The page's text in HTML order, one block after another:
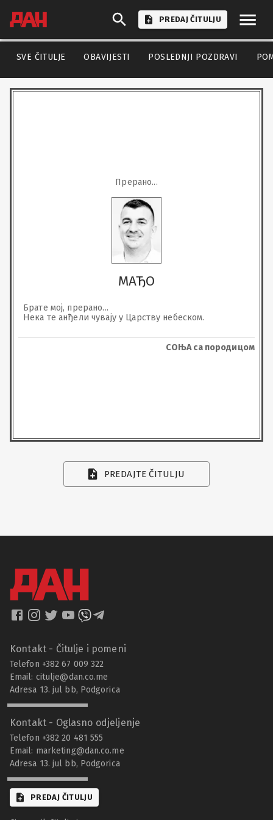
PREDAJ ČITULJU
SVE ČITULJE OBAVIJESTI POSLEDNJI POZDRAVI
Прерано...
МАЂО
Брате мој, прерано...
Нека те анђели чувају у Царству небеском.
СОЊА са породицом
PREDAJTE ČITULJU
Kontakt - Čitulje i pomeni
Telefon +382 67 009 322
Email: citulje@dan.co.me
Adresa 13. jul bb, Podgorica
Kontakt - Oglasno odjeljenje
Telefon +382 20 481 555
Email: marketing@dan.co.me
Adresa 13. jul bb, Podgorica
PREDAJ ČITULJU